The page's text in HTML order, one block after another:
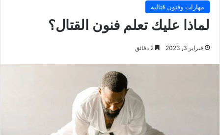
مهارات وفنون قتالية
لماذا عليك تعلم فنون القتال؟
فبراير 3, 2023